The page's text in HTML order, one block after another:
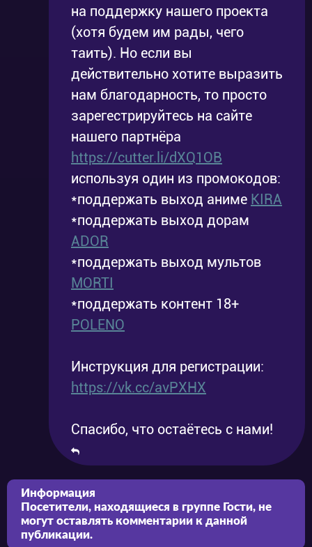
на поддержку нашего проекта
(хотя будем им рады, чего
таить). Но если вы
действительно хотите выразить
нам благодарность, то просто
зарегестрируйтесь на сайте
нашего партнёра
https://cutter.li/dXQ1OB
используя один из промокодов:
*поддержать выход аниме KIRA
*поддержать выход дорам
ADOR
*поддержать выход мультов
MORTI
*поддержать контент 18+
POLENO
Инструкция для регистрации:
https://vk.cc/avPXHX
Спасибо, что остаётесь с нами!
Информация
Посетители, находящиеся в группе Гости, не
могут оставлять комментарии к данной
публикации.